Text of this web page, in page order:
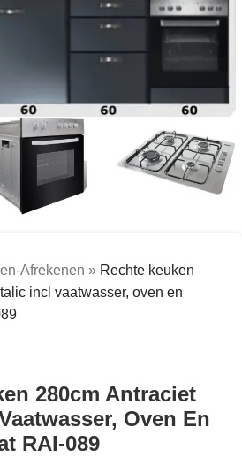
Afrekenen » Rechte keuken
incl vaatwasser, oven en
280cm Antraciet
Oven En
RAI-089